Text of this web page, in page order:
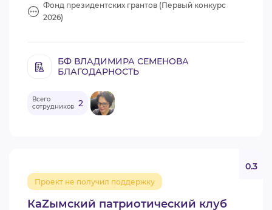
Фонд президентских грантов (Первый конкурс
2026)
БФ ВЛАДИМИРА СЕМЕНОВА
БЛАГОДАРНОСТЬ
Всего
сотрудников 2
КаZымский патриотический клуб
Проект не получил поддержку
0.3